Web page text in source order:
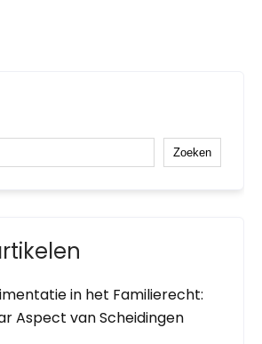
Zoeken
in het Familierecht:
Aspect van Scheidingen